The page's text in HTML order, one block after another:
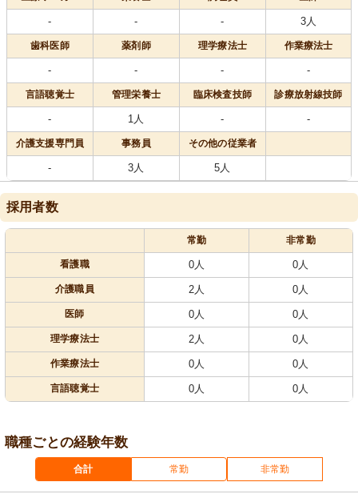
- - - 3人
歯科医師 薬剤師 理学療法士 作業療法士
- - - -
言語聴覚士 管理栄養士 臨床検査技師 診療放射線技師
- 1人 - -
介護支援専門員 事務員 その他の従業者
- 3人 5人
採用者数
常勤 非常勤
看護職 0人 0人
介護職員 2人 0人
医師 0人 0人
理学療法士 2人 0人
作業療法士 0人 0人
言語聴覚士 0人 0人
職種ごとの経験年数
合計 常勤 非常勤